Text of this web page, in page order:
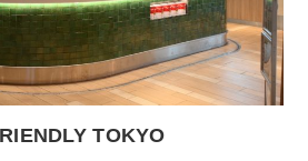
TOKYO